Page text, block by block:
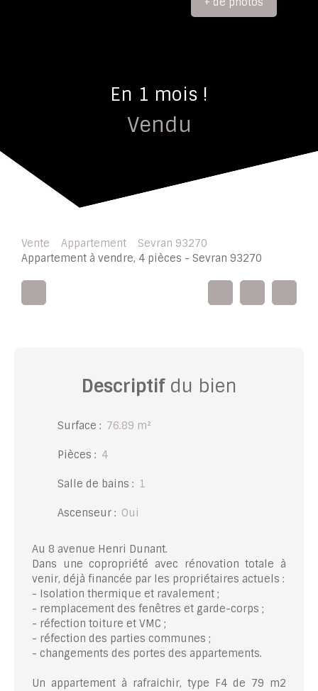
En 1 mois !
Vendu
Vente Appartement
Sevran 93270
Appartement à vendre, 4 pièces - Sevran 93270
Descriptifdu bien
Surface : 76.89 m²
Pièces : 4
Salle de bains : 1
Ascenseur : Oui
Au 8 avenue Henri Dunant.
Dans une copropriété avec rénovation totale à
venir, déjà financée par les propriétaires actuels :
- Isolation thermique et ravalement ;
- remplacement des fenêtres et garde-corps ;
- réfection toiture et VMC ;
- réfection des parties communes ;
- changements des portes des appartements.
Un appartement à rafraichir, type F4 de 79 m2